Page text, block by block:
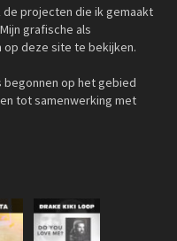
projecten die ik gemaakt
grafische als
deze site te bekijken.
begonnen op het gebied
tot samenwerking met